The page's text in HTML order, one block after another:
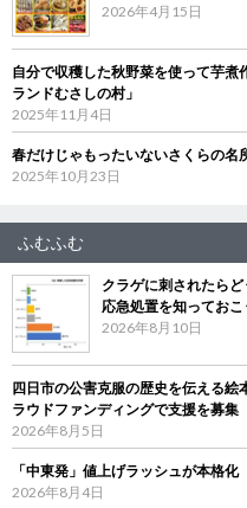
2026年4月15日
自分で収穫した秋野菜を使って芋
ランドむさしの村」
2025年11月4日
春だけじゃもったいないさくらの名
2025年10月23日
ふむふむ
クラゲに刺されたら
応急処置を知っておこ
2026年8月10日
四日市の公害克服の歴史を伝える
ラウドファンディングで支援を募集
2026年8月5日
「中東発」値上げラッシュが本格
2026年8月4日